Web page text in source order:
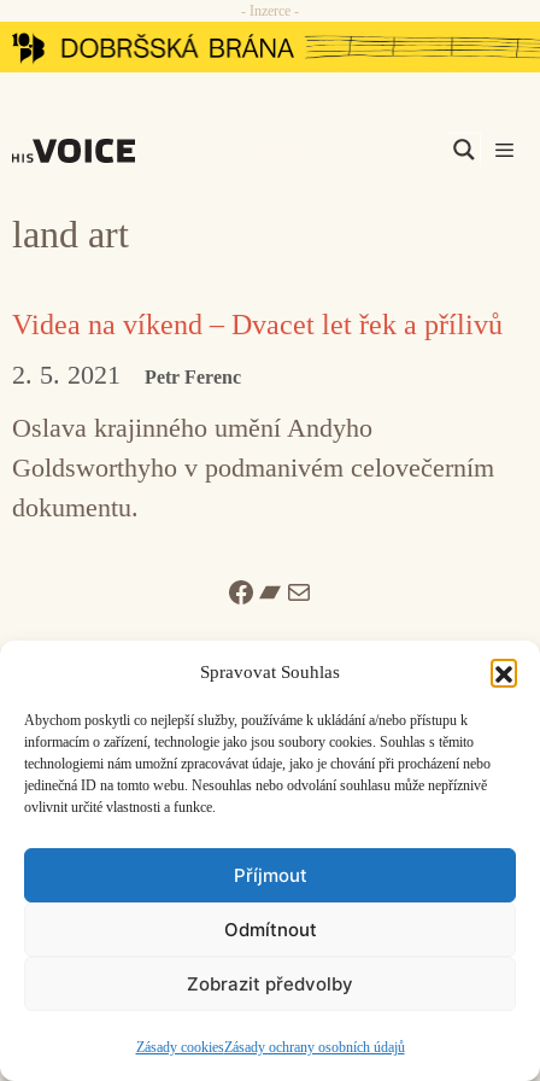
Spravovat Souhlas
Abychom poskytli co nejlepší služby, používáme k ukládání a/nebo přístupu k
informacím o zařízení, technologie jako jsou soubory cookies. Souhlas s těmito
technologiemi nám umožní zpracovávat údaje, jako je chování při procházení nebo
jedinečná ID na tomto webu. Nesouhlas nebo odvolání souhlasu může nepříznivě
ovlivnit určité vlastnosti a funkce.
Příjmout
Odmítnout
Zobrazit předvolby
Zásady cookiesZásady ochrany osobních údajů
Přeskočit
na
- Inzerce -
land art
Videa na víkend – Dvacet let řek a přílivů
2. 5. 2021 Petr Ferenc
Oslava krajinného umění Andyho
Goldsworthyho v podmanivém celovečerním
dokumentu.
Facebook
Bandcamp
Mail
ČASOPIS O JINÉ HUDBĚ | vydává Hudební informační středisko|
založeno 2001 | Kontaktujte nás:info@hisvoice.cz
©2026 HISvoice – design a admin